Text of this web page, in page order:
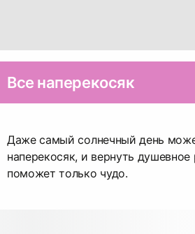
Все наперекосяк
Даже самый солнечный день
наперекосяк, и вернуть душевное
поможет только чудо.